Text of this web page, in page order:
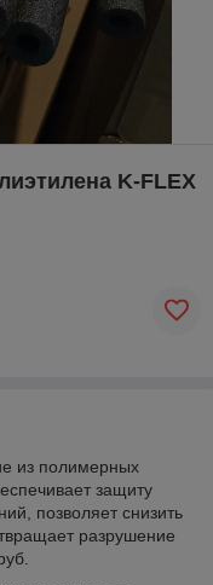
K-FLEX
из полимерных
защиту
позволяет снизить
разрушение